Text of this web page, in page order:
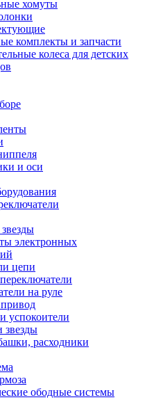
хомуты
комплекты и запчасти
колеса для детских
и оси
электронных
цепи
на руле
успокоители
звезды
расходники
ободные системы